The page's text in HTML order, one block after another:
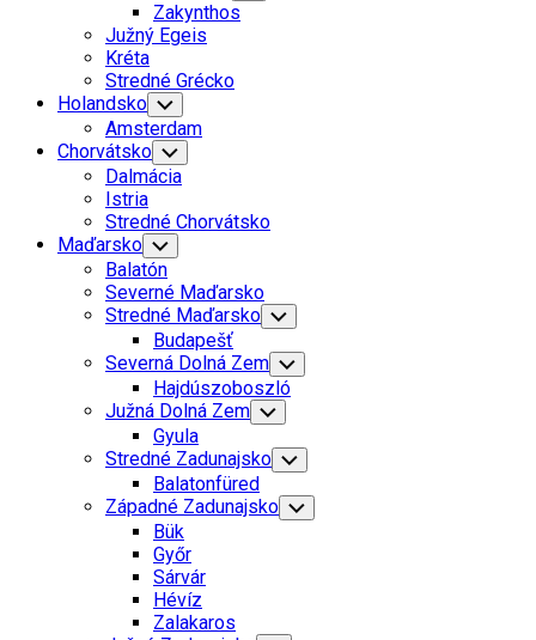
Child
Menu
Zakynthos
Južný Egeis
Kréta
Stredné Grécko
Holandsko Toggle
Child
Menu
Amsterdam
Chorvátsko Toggle
Child
Menu
Dalmácia
Istria
Stredné Chorvátsko
Maďarsko Toggle
Child
Menu
Balatón
Severné Maďarsko
Stredné Maďarsko Toggle
Child
Menu
Budapešť
Severná Dolná Zem Toggle
Child
Menu
Hajdúszoboszló
Južná Dolná Zem Toggle
Child
Menu
Gyula
Stredné Zadunajsko Toggle
Child
Menu
Balatonfüred
Západné Zadunajsko Toggle
Child
Bük
Győr
Sárvár
Hévíz
Zalakaros